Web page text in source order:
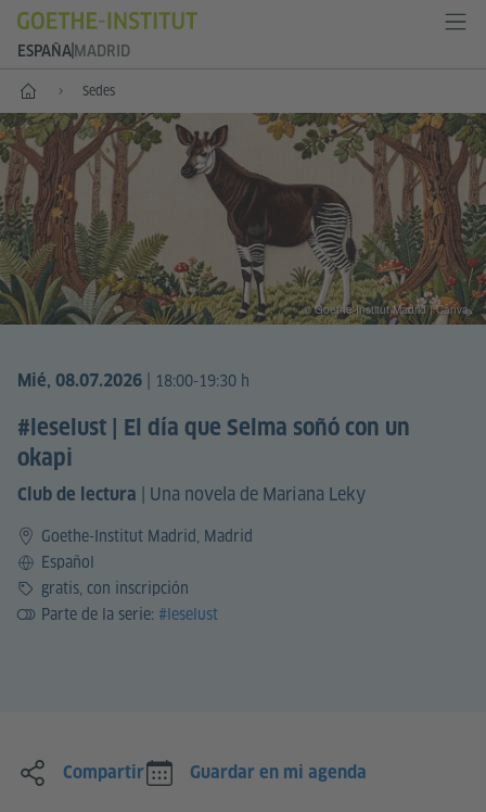
ESPAÑA MADRID
Inicio Sedes
Mié, 08.07.2026 18:00-19:30 h
#leselust | El día que Selma soñó con un
okapi
Club de lectura | Una novela de Mariana Leky
Goethe-Institut Madrid, Madrid
IdiomaEspañol
Preciogratis, con inscripción
Parte de la serie: #leselust
© Goethe-Institut Madrid | Canva
Compartir Guardar en mi agenda